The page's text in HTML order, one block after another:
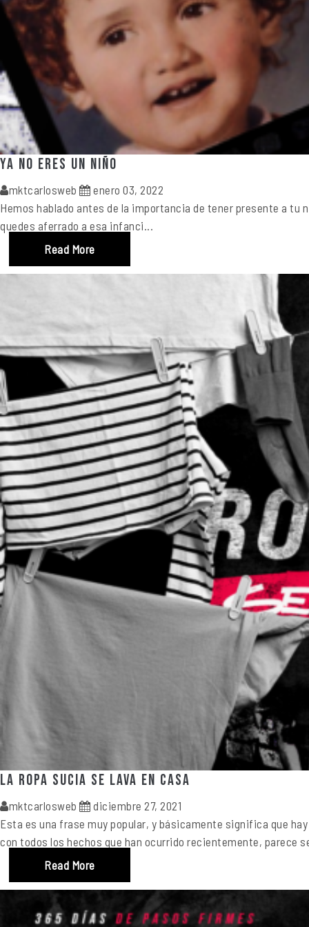
Ya no eres un niño
mktcarlosweb
enero 03, 2022
Hemos hablado antes de la importancia de tener presente a tu
quedes aferrado a esa infanci...
Read More
La ropa sucia se lava en casa
mktcarlosweb
diciembre 27, 2021
Esta es una frase muy popular, y básicamente significa que
con todos los hechos que han ocurrido recientemente, parece
Read More